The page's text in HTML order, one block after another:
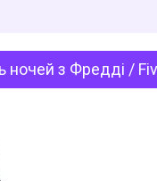
ночей з Фредді /